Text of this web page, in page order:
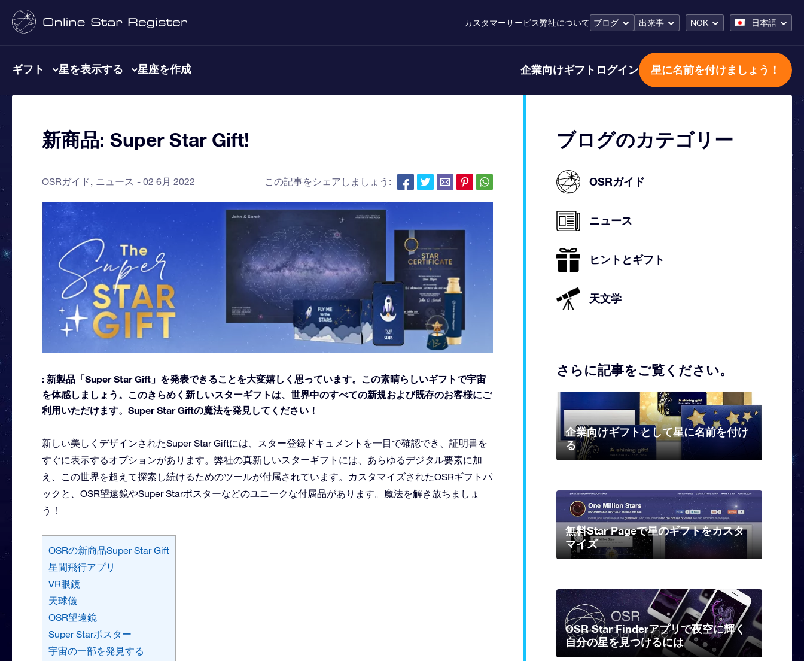
カスタマーサービス弊社について ブログ 出来事 NOK 日本語
ギフト 星を表示する 星座を作成 企業向けギフト ログイン 星に名前を付けましょう！
新商品: Super Star Gift!
OSRガイド ニュース 02 6月 2022 この記事をシェアしましょう:
: 新製品「Super Star Gift」を発表できることを大変嬉しく思っています。この素晴らしいギフトで宇宙
を体感しましょう。このきらめく新しいスターギフトは、世界中のすべての新規および既存のお客様にご
利用いただけます。Super Star Giftの魔法を発見してください！
新しい美しくデザインされたSuper Star Giftには、スター登録ドキュメントを一目で確認でき、証明書を
すぐに表示するオプションがあります。弊社の真新しいスターギフトには、あらゆるデジタル要素に加
え、この世界を超えて探索し続けるためのツールが付属されています。カスタマイズされたOSRギフトパ
ックと、OSR望遠鏡やSuper Starポスターなどのユニークな付属品があります。魔法を解き放ちましょ
う！
OSRの新商品Super Star Gift
星間飛行アプリ
VR眼鏡
天球儀
OSR望遠鏡
Super Starポスター
宇宙の一部を発見する
ブログのカテゴリー
OSRガイド
ニュース
ヒントとギフト
天文学
さらに記事をご覧ください。
企業向けギフトとして星に名前を付け
る
無料Star Pageで星のギフトをカスタ
マイズ
OSR Star Finderアプリで夜空に輝く
自分の星を見つけるには